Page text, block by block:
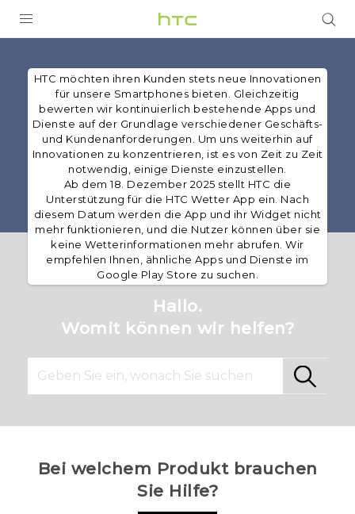
G REIGNS
SMARTPHONES
ZUBEHÖR
VIVERSE
UNTERSTÜTZUNG
HTC-Geräte und Zubehör
Anmelden
HTC möchten ihren Kunden stets neue Innovationen
für unsere Smartphones bieten. Gleichzeitig
bewerten wir kontinuierlich bestehende Apps und
Dienste auf der Grundlage verschiedener Geschäfts-
und Kundenanforderungen. Um uns weiterhin auf
Innovationen zu konzentrieren, ist es von Zeit zu Zeit
notwendig, einige Dienste einzustellen.
Ab dem 18. Dezember 2025 stellt HTC die
Unterstützung für die HTC Wetter App ein. Nach
diesem Datum werden die App und ihr Widget nicht
mehr funktionieren, und die Nutzer können über sie
keine Wetterinformationen mehr abrufen. Wir
empfehlen Ihnen, ähnliche Apps und Dienste im
Google Play Store zu suchen.
Hallo.
Womit können wir helfen?
Bei welchem Produkt brauchen
Sie Hilfe?